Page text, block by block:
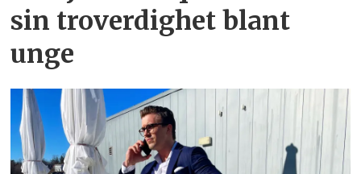
sin troverdighet blant
unge